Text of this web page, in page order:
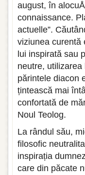
august, în
connaissance.
actuelle”.
viziunea curentă
lui inspirată sau
neutre,
părintele diacon
țintească mai
confortată de
Noul Teolog.
La rândul său,
filosofic
inspirația
care din păcate